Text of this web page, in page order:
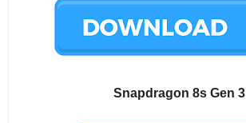
Snapdragon 8s Gen 3